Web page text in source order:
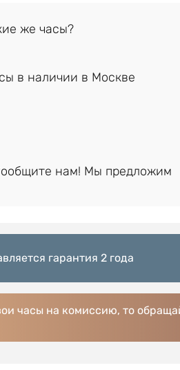
нам! Мы предложим
гарантия 2 года
часы на комиссию, то